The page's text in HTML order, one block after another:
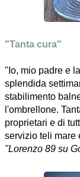
"Tanta cura"
"Io, mio padre e
splendida
stabilimento
l'ombrellone.
proprietari e di
servizio teli mare
"Lorenzo 89 su